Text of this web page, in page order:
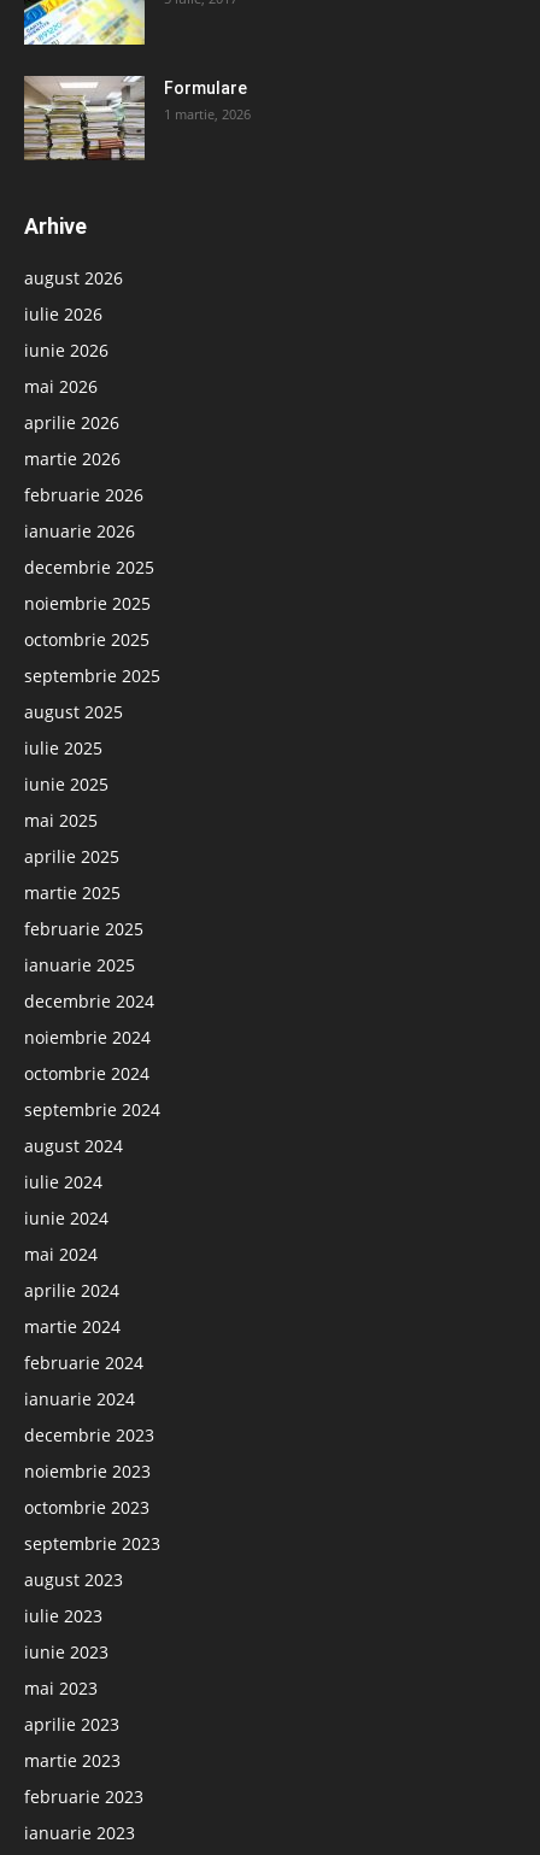
Formulare
1 martie, 2026
Arhive
august 2026
iulie 2026
iunie 2026
mai 2026
aprilie 2026
martie 2026
februarie 2026
ianuarie 2026
decembrie 2025
noiembrie 2025
octombrie 2025
septembrie 2025
august 2025
iulie 2025
iunie 2025
mai 2025
aprilie 2025
martie 2025
februarie 2025
ianuarie 2025
decembrie 2024
noiembrie 2024
octombrie 2024
septembrie 2024
august 2024
iulie 2024
iunie 2024
mai 2024
aprilie 2024
martie 2024
februarie 2024
ianuarie 2024
decembrie 2023
noiembrie 2023
octombrie 2023
septembrie 2023
august 2023
iulie 2023
iunie 2023
mai 2023
aprilie 2023
martie 2023
februarie 2023
ianuarie 2023